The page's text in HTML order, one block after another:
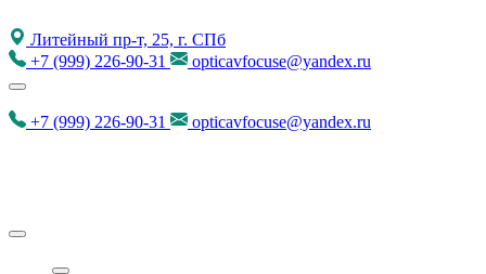
Литейный пр-т, 25, г. СПб
+7 (999) 226-90-31 opticavfocuse@yandex.ru
+7 (999) 226-90-31 opticavfocuse@yandex.ru